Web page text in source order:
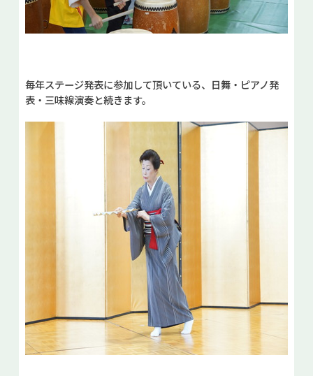
毎年ステージ発表に参加して頂いている、日舞・ピアノ発
表・三味線演奏と続きます。